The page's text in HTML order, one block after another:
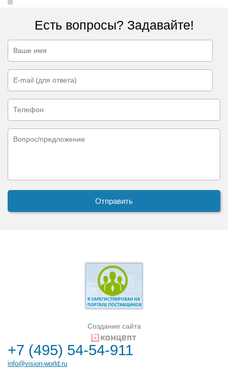
Есть вопросы? Задавайте!
Создание сайта
+7 (495) 54-54-911
info@vision-world.ru